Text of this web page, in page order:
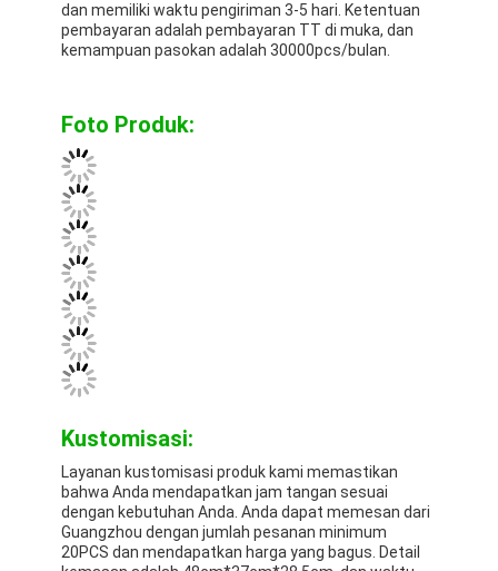
dan memiliki waktu pengiriman 3-5 hari. Ketentuan
pembayaran adalah pembayaran TT di muka, dan
kemampuan pasokan adalah 30000pcs/bulan.
Foto Produk:
Kustomisasi:
Layanan kustomisasi produk kami memastikan
bahwa Anda mendapatkan jam tangan sesuai
dengan kebutuhan Anda. Anda dapat memesan dari
Guangzhou dengan jumlah pesanan minimum
20PCS dan mendapatkan harga yang bagus. Detail